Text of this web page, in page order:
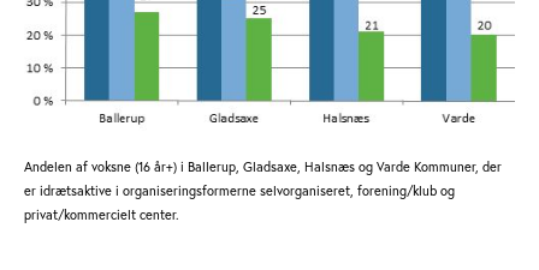
Andelen af voksne (16 år+) i Ballerup, Gladsaxe, Halsnæs og Varde Kommuner, der
er idrætsaktive i organiseringsformerne selvorganiseret, forening/klub og
privat/kommercielt center.